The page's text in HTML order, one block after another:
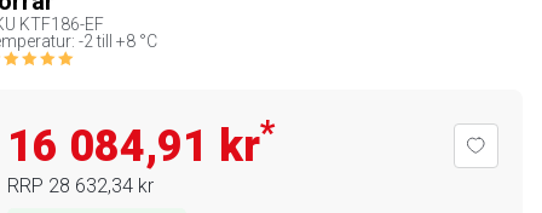
KTF186-EF
-2 till +8 °C
16 084,91 kr*
RRP 28 632,34 kr